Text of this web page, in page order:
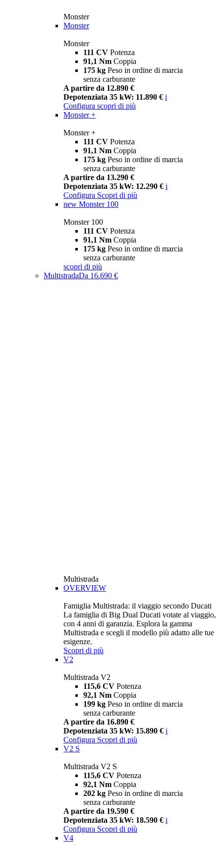
Monster
Monster
Monster
111 CV Potenza
91,1 Nm Coppia
175 kg Peso in ordine di marcia
senza carburante
A partire da 12.890 €
Depotenziata 35 kW: 11.890 € i
Configura scopri di più
Monster +
Monster +
111 CV Potenza
91,1 Nm Coppia
175 kg Peso in ordine di marcia
senza carburante
A partire da 13.290 €
Depotenziata 35 kW: 12.290 € i
Configura Scopri di più
new Monster 100
Monster 100
111 CV Potenza
91,1 Nm Coppia
175 kg Peso in ordine di marcia
senza carburante
scopri di più
MultistradaDa 16.690 €
Multistrada
OVERVIEW
Famiglia Multistrada: il viaggio secondo Ducati
La famiglia di Big Dual Ducati votate al viaggio,
con 4 anni di garanzia. Esplora la gamma
Multistrada e scegli il modello più adatto alle tue
esigenze.
Scopri di più
V2
Multistrada V2
115,6 CV Potenza
92,1 Nm Coppia
199 kg Peso in ordine di marcia
senza carburante
A partire da 16.890 €
Depotenziata 35 kW: 15.890 € i
Configura Scopri di più
V2 S
Multistrada V2 S
115,6 CV Potenza
92,1 Nm Coppia
202 kg Peso in ordine di marcia
senza carburante
A partire da 19.590 €
Depotenziata 35 kW: 18.590 € i
Configura Scopri di più
V4